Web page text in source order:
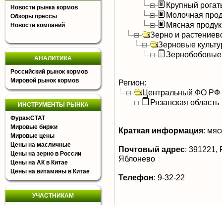
Новости рынка кормов
Обзоры прессы
Новости компаний
АНАЛИТИКА
Российский рынок кормов
Мировой рынок кормов
ИНСТРУМЕНТЫ РЫНКА
ФуражСТАТ
Мировые биржи
Мировые цены
Цены на масличные
Цены на зерно в России
Цены на АК в Китае
Цены на витамины в Китае
УЧАСТНИКАМ
Крупный
Молочная
Мясная
Зерно и
Зерновые
Зернобобовые
Регион:
Центральный ФО РФ
Рязанская область
Краткая информация:
Почтовый адрес: 391221,
Яблонево
Телефон: 9-32-22